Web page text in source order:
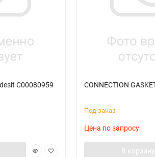
C00080959 CONNECTION
Под заказ
Цена по запросу
В корзину